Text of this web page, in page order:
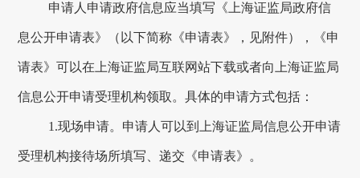
申请人申请政府信息应当填写《上海证监局政府信
息公开申请表》（以下简称《申请表》，见附件），《申
请表》可以在上海证监局互联网站下载或者向上海证监局
信息公开申请受理机构领取。具体的申请方式包括：
1.现场申请。申请人可以到上海证监局信息公开申请
受理机构接待场所填写、递交《申请表》。